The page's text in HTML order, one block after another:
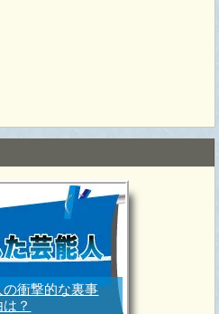
衝撃的な裏事
？